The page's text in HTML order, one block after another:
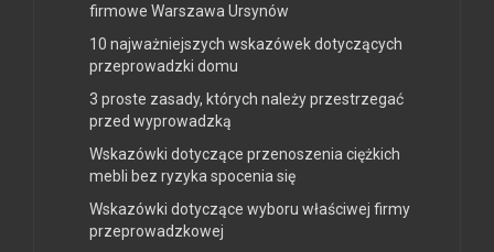
firmowe Warszawa Ursynów
10 najważniejszych wskazówek dotyczących
przeprowadzki domu
3 proste zasady, których należy przestrzegać
przed wyprowadzką
Wskazówki dotyczące przenoszenia ciężkich
mebli bez ryzyka spocenia się
Wskazówki dotyczące wyboru właściwej firmy
przeprowadzkowej